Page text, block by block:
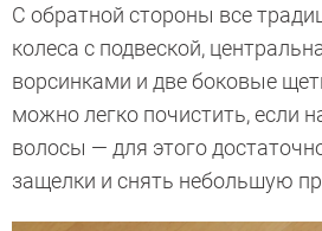
С обратной стороны все
колеса с подвеской,
ворсинками и две боковые
можно легко почистить, если
волосы — для этого
защелки и снять небольшую